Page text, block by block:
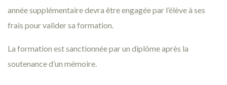
année supplémentaire devra être engagée par l’élève à ses
frais pour valider sa formation.
La formation est sanctionnée par un diplôme après la
soutenance d’un mémoire.